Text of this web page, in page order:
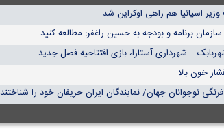
اسپانیا هم راهی اوکراین شد
برنامه و بودجه به حسین راغفر: مطالعه کنید
– شهرداری آستارا، بازی افتتاحیه فصل جدید
خون بالا
نوجوانان جهان/ نمایندگان ایران حریفان خود را شناختند